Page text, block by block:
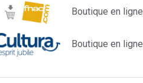
Boutique en ligne
Boutique en ligne